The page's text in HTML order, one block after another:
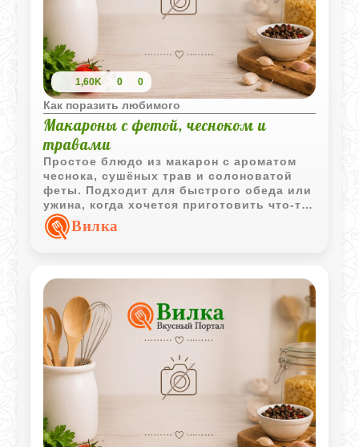
1,60K 0 0
Как поразить любимого
Макароны с фетой, чесноком и
травами
Простое блюдо из макарон с ароматом
чеснока, сушёных трав и солоноватой
феты. Подходит для быстрого обеда или
ужина, когда хочется приготовить что-то
сытное без лишних хлопот.
Вилка